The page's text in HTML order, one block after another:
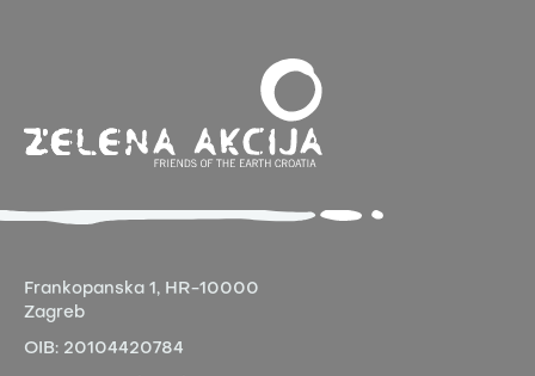
Frankopanska 1, HR-10000
Zagreb
OIB: 20104420784